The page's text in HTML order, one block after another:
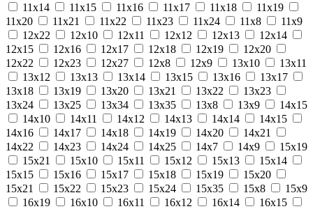
11х14
11х15 11х16 11х17 11х18
11х19
11х20
11х21 11х22 11х23 11х24 11х8
11х9
12x22
12х10 12х11 12х12 12х13
12х14
12х15
12х16 12х17 12х18 12х19
12х20
12х22
12х23 12х27 12х8 12х9 13х10
13х11
13х12
13х13 13х14 13х15 13х16
13х17
13х18
13х19 13х20 13х21 13х22
13х23
13х24
13х25 13х34 13х35 13х8 13х9
14x15
14х10
14х11 14х12 14х13 14х14
14х15
14х16
14х17 14х18 14х19 14х20
14х21
14х22
14х23 14х24 14х25 14х7 14х9
15x19
15x21
15х10 15х11 15х12 15х13
15х14
15х15
15х16 15х17 15х18 15х19
15х20
15х21
15х22 15х23 15х24 15х35 15х8
15х9
16x19
16х10 16х11 16х12 16х14
16х15